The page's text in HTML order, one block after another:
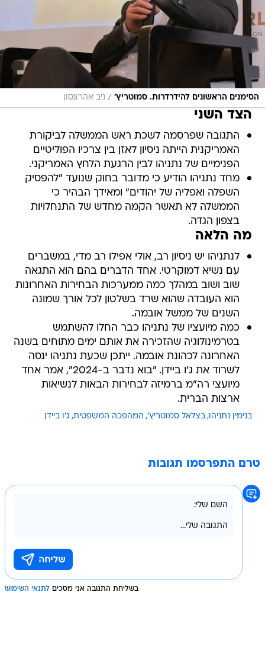
הסימנים הראשונים להידרדרות. סמוטריץ' / ניב אהרונסון
הצד השני
התגובה שפרסמה לשכת ראש הממשלה לביקורת
האמריקנית הייתה ניסיון לאזן בין צרכיו הפוליטיים
הפנימיים של נתניהו לבין הרגעת הלחץ האמריקני.
מחד נתניהו הודיע כי מדובר בחוק שנועד "להפסיק
השפלה ואפליה של יהודים" ומאידך הבהיר כי
הממשלה לא תאשר הקמה מחדש של התנחלויות
בצפון הגדה.
מה הלאה
לנתניהו יש ניסיון רב, אולי אפילו רב מדי, במשברים
עם נשיא דמוקרטי. אחד הדברים בהם הוא התגאה
שוב ושוב במהלך כמה ממערכות הבחירות האחרונות
הוא העובדה שהוא שרד בשלטון לכל אורך שמונה
השנים של ממשל אובמה.
כמה מיועציו של נתניהו כבר החלו להשתמש
בטרמינולוגיה שהזכירה את אותם ימים מתוחים בשנה
האחרונה לכהונת אובמה. ייתכן שכעת נתניהו ינסה
לשרוד את ג'ו ביידן. "בוא נדבר ב-2024", אמר אחד
מיועצי רה"מ ברמיזה לבחירות הבאות לנשיאות
ארצות הברית.
בנימין נתניהו בצלאל סמוטריץ' המהפכה המשפטית ג'ו ביידן
טרם התפרסמו תגובות
בשליחת התגובה אני מסכים לתנאי השימוש